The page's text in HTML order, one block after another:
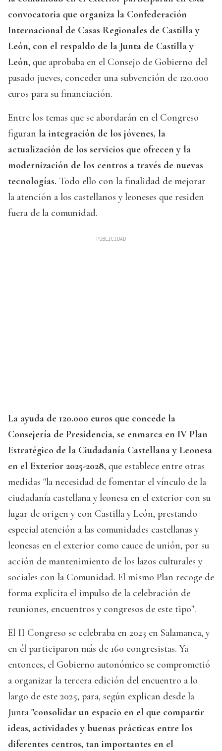
convocatoria que organiza la Confederación
Internacional de Casas Regionales de Castilla y
León, con el respaldo de la Junta de Castilla y
León, que aprobaba en el Consejo de Gobierno del
pasado jueves, conceder una subvención de 120.000
euros para su financiación.
Entre los temas que se abordarán en el Congreso
figuran la integración de los jóvenes, la
actualización de los servicios que ofrecen y la
modernización de los centros a través de nuevas
tecnologías. Todo ello con la finalidad de mejorar
la atención a los castellanos y leoneses que residen
fuera de la comunidad.
La ayuda de 120.000 euros que concede la
Consejería de Presidencia, se enmarca en IV Plan
Estratégico de la Ciudadanía Castellana y Leonesa
en el Exterior 2025-2028, que establece entre otras
medidas "la necesidad de fomentar el vínculo de la
ciudadanía castellana y leonesa en el exterior con su
lugar de origen y con Castilla y León, prestando
especial atención a las comunidades castellanas y
leonesas en el exterior como cauce de unión, por su
acción de mantenimiento de los lazos culturales y
sociales con la Comunidad. El mismo Plan recoge de
forma explícita el impulso de la celebración de
reuniones, encuentros y congresos de este tipo".
El II Congreso se celebraba en 2023 en Salamanca, y
en él participaron más de 160 congresistas. Ya
entonces, el Gobierno autonómico se comprometió
a organizar la tercera edición del encuentro a lo
largo de este 2025, para, según explican desde la
Junta "consolidar un espacio en el que compartir
ideas, actividades y buenas prácticas entre los
diferentes centros, tan importantes en el